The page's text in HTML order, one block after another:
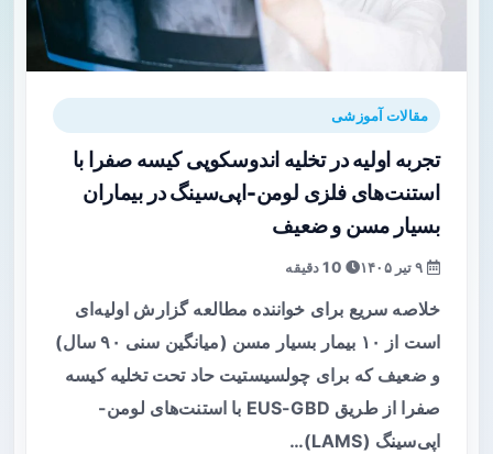
مقالات آموزشی
تجربه اولیه در تخلیه اندوسکوپی کیسه صفرا با
استنت‌های فلزی لومن-اپی‌سینگ در بیماران
بسیار مسن و ضعیف
خلاصه سریع برای خواننده مطالعه گزارش اولیه‌ای
است از ۱۰ بیمار بسیار مسن (میانگین سنی ۹۰ سال)
و ضعیف که برای چولسیستیت حاد تحت تخلیه کیسه
صفرا از طریق EUS-GBD با استنت‌های لومن-
اپی‌سینگ (LAMS)…